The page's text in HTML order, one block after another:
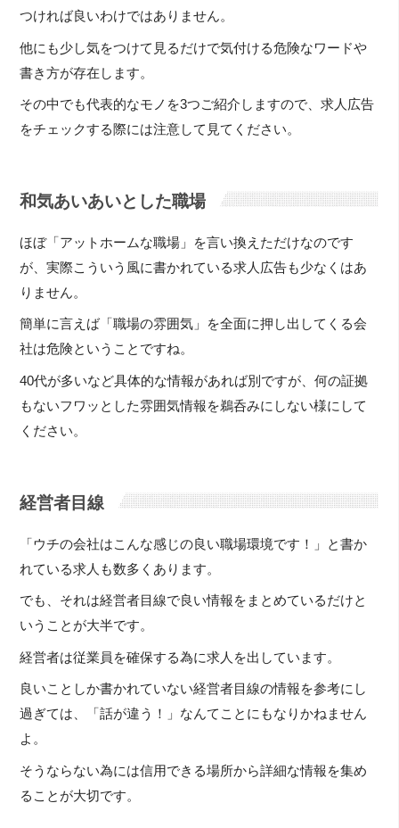
つければ良いわけではありません。
他にも少し気をつけて見るだけで気付ける危険なワードや
書き方が存在します。
その中でも代表的なモノを3つご紹介しますので、求人広告
をチェックする際には注意して見てください。
和気あいあいとした職場
ほぼ「アットホームな職場」を言い換えただけなのです
が、実際こういう風に書かれている求人広告も少なくはあ
りません。
簡単に言えば「職場の雰囲気」を全面に押し出してくる会
社は危険ということですね。
40代が多いなど具体的な情報があれば別ですが、何の証拠
もないフワッとした雰囲気情報を鵜呑みにしない様にして
ください。
経営者目線
「ウチの会社はこんな感じの良い職場環境です！」と書か
れている求人も数多くあります。
でも、それは経営者目線で良い情報をまとめているだけと
いうことが大半です。
経営者は従業員を確保する為に求人を出しています。
良いことしか書かれていない経営者目線の情報を参考にし
過ぎては、「話が違う！」なんてことにもなりかねません
よ。
そうならない為には信用できる場所から詳細な情報を集め
ることが大切です。